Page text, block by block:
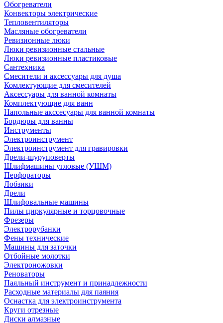
Обогреватели
Конвекторы электрические
Тепловентиляторы
Масляные обогреватели
Ревизионные люки
Люки ревизионные стальные
Люки ревизионные пластиковые
Сантехника
Смесители и аксессуары для душа
Комлектующие для смесителей
Аксессуары для ванной комнаты
Комплектующие для ванн
Напольные акссесуары для ванной комнаты
Бордюры для ванны
Инструменты
Электроинструмент
Электроинструмент для гравировки
Дрели-шуруповерты
Шлифмашины угловые (УШМ)
Перфораторы
Лобзики
Дрели
Шлифовальные машины
Пилы циркулярные и торцовочные
Фрезеры
Электрорубанки
Фены технические
Машины для заточки
Отбойные молотки
Электроножовки
Реноваторы
Паяльный инструмент и принадлежности
Расходные материалы для паяния
Оснастка для электроинструмента
Круги отрезные
Диски алмазные